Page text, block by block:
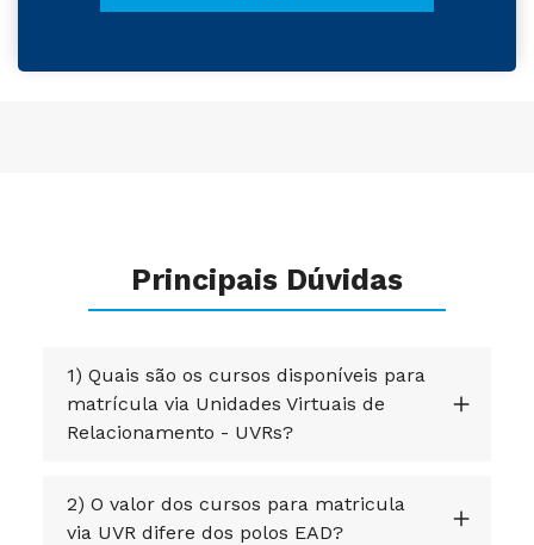
Principais Dúvidas
1) Quais são os cursos disponíveis para
matrícula via Unidades Virtuais de
Relacionamento - UVRs?
2) O valor dos cursos para matricula
via UVR difere dos polos EAD?